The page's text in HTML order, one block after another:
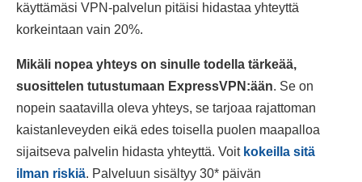
käyttämäsi VPN-palvelun pitäisi hidastaa yhteyttä
korkeintaan vain 20%.
Mikäli nopea yhteys on sinulle todella tärkeää,
suosittelen tutustumaan ExpressVPN:ään. Se on
nopein saatavilla oleva yhteys, se tarjoaa rajattoman
kaistanleveyden eikä edes toisella puolen maapalloa
sijaitseva palvelin hidasta yhteyttä. Voit kokeilla sitä
ilman riskiä. Palveluun sisältyy 30* päivän